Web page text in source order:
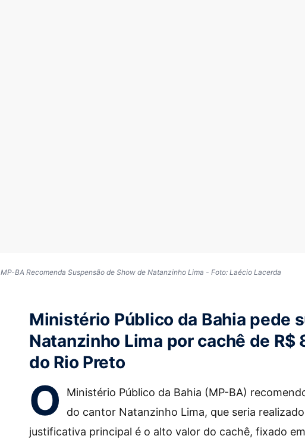
MP-BA Recomenda Suspensão de Show de Natanzinho Lima - Foto: Laécio Lacerda
Ministério Público da Bahia pede
Natanzinho Lima por cachê de R$
do Rio Preto
O
Ministério Público da Bahia (MP-BA)
do cantor Natanzinho Lima, que seria
justificativa principal é o alto valor do cachê, fixado